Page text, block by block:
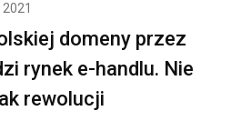
domeny przez
rynek e-handlu. Nie
rewolucji